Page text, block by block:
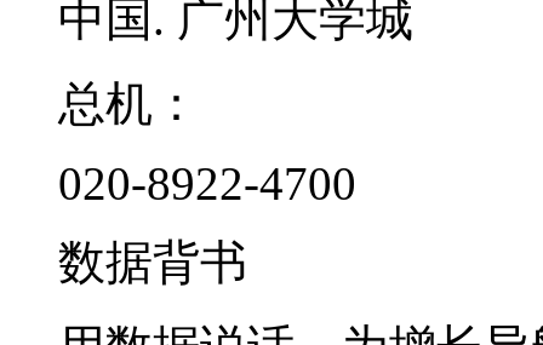
中国. 广州大学城
总机：
020-8922-4700
数据背书